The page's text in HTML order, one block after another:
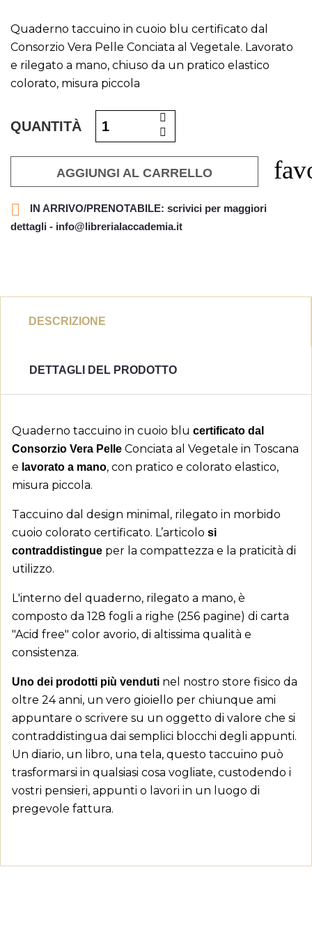
Quaderno taccuino in cuoio blu certificato dal
Consorzio Vera Pelle Conciata al Vegetale. Lavorato
e rilegato a mano, chiuso da un pratico elastico
colorato, misura piccola
QUANTITÀ
AGGIUNGI AL CARRELLO

IN ARRIVO/PRENOTABILE: scrivici per maggiori
dettagli - info@librerialaccademia.it
DESCRIZIONE
DETTAGLI DEL PRODOTTO
Quaderno taccuino in cuoio blu certificato dal
Consorzio Vera Pelle Conciata al Vegetale in Toscana
e lavorato a mano, con pratico e colorato elastico,
misura piccola.
Taccuino dal design minimal, rilegato in morbido
cuoio colorato certificato. L’articolo si
contraddistingue per la compattezza e la praticità di
utilizzo.
L'interno del quaderno, rilegato a mano, è
composto da 128 fogli a righe (256 pagine) di carta
"Acid free" color avorio, di altissima qualità e
consistenza.
Uno dei prodotti più venduti nel nostro store fisico da
oltre 24 anni, un vero gioiello per chiunque ami
appuntare o scrivere su un oggetto di valore che si
contraddistingua dai semplici blocchi degli appunti.
Un diario, un libro, una tela, questo taccuino può
trasformarsi in qualsiasi cosa vogliate, custodendo i
vostri pensieri, appunti o lavori in un luogo di
pregevole fattura.